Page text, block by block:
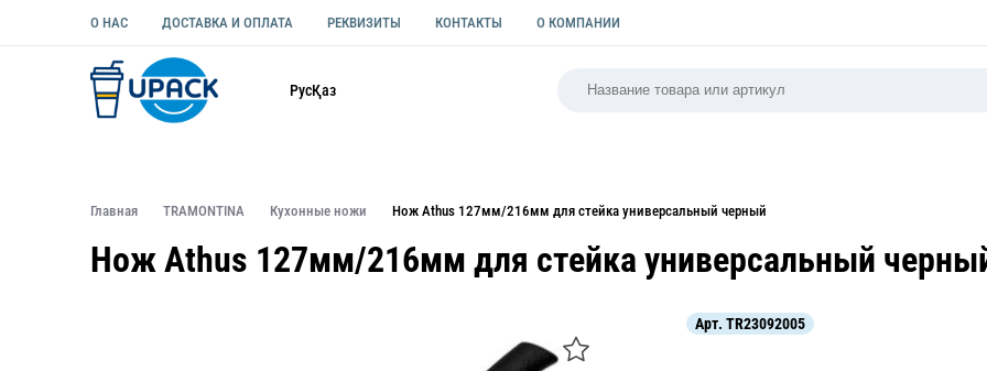
О НАС ДОСТАВКА И ОПЛАТА РЕКВИЗИТЫ КОНТАКТЫ О КОМПАНИИ
РусҚаз
Главная TRAMONTINA Кухонные ножи Нож Athus 127мм/216мм для стейка универсальный черный
Нож Athus 127мм/216мм для стейка универсальный
Арт. TR23092005